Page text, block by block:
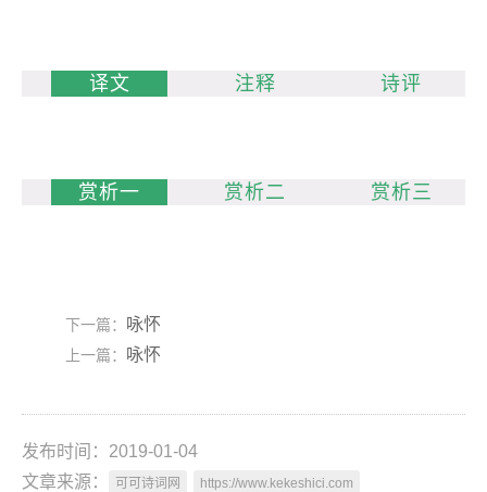
译文 注释 诗评
赏析一 赏析二 赏析三
下一篇： 咏怀
上一篇： 咏怀
发布时间：2019-01-04
文章来源：
可可诗词网 https://www.kekeshici.com